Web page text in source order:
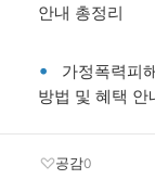
안내 총정리
가정폭력피
방법 및 혜택 안
장애 체육인
공감0